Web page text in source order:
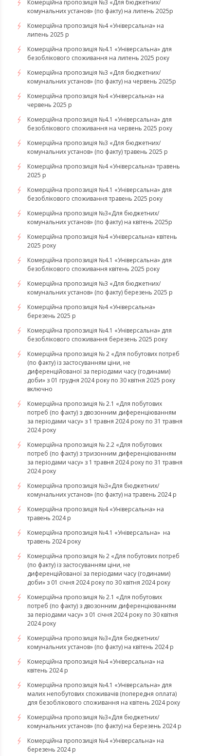
Комерційна пропозиція №3 «Для бюджетних/
комунальних установ» (по факту) на липень 2025р
Комерційна пропозиція №4 «Універсальна» на
липень 2025 р
Комерційна пропозиція №4.1 «Універсальна» для
безоблікового споживання на липень 2025 року
Комерційна пропозиція №3 «Для бюджетних/
комунальних установ» (по факту) на червень 2025р
Комерційна пропозиція №4 «Універсальна» на
червень 2025 р
Комерційна пропозиція №4.1 «Універсальна» для
безоблікового споживання на червень 2025 року
Комерційна пропозиція №3 «Для бюджетних/
комунальних установ» (по факту) травень 2025 р
Комерційна пропозиція №4 «Універсальна» травень
2025 р
Комерційна пропозиція №4.1 «Універсальна» для
безоблікового споживання травень 2025 року
Комерційна пропозиція №3«Для бюджетних/
комунальних установ» (по факту) на квітень 2025р
Комерційна пропозиція №4 «Універсальна» квітень
2025 року
Комерційна пропозиція №4.1 «Універсальна» для
безоблікового споживання квітень 2025 року
Комерційна пропозиція №3 «Для бюджетних/
комунальних установ» (по факту) березень 2025 р
Комерційна пропозиція №4 «Універсальна»
березень 2025 р
Комерційна пропозиція №4.1 «Універсальна» для
безоблікового споживання березень 2025 року
Комерційна пропозиція № 2 «Для побутових потреб
(по факту) із застосуванням ціни, не
диференційованої за періодами часу (годинами)
доби» з 01 грудня 2024 року по 30 квітня 2025 року
включно
Комерційна пропозиція № 2.1 «Для побутових
потреб (по факту) з двозонним диференціюванням
за періодами часу» з 1 травня 2024 року по 31 травня
2024 року
Комерційна пропозиція № 2.2 «Для побутових
потреб (по факту) з тризонним диференціюванням
за періодами часу» з 1 травня 2024 року по 31 травня
2024 року
Комерційна пропозиція №3«Для бюджетних/
комунальних установ» (по факту) на травень 2024 р
Комерційна пропозиція №4 «Універсальна» на
травень 2024 р
Комерційна пропозиція №4.1 «Універсальна» на
травень 2024 року
Комерційна пропозиція № 2 «Для побутових потреб
(по факту) із застосуванням ціни, не
диференційованої за періодами часу (годинами)
доби» з 01 січня 2024 року по 30 квітня 2024 року
Комерційна пропозиція № 2.1 «Для побутових
потреб (по факту) з двозонним диференціюванням
за періодами часу» з 01 січня 2024 року по 30 квітня
2024 року
Комерційна пропозиція №3«Для бюджетних/
комунальних установ» (по факту) на квітень 2024 р
Комерційна пропозиція №4 «Універсальна» на
квітень 2024 р
Комерційна пропозиція №4.1 «Універсальна» для
малих непобутових споживачів (попередня оплата)
для безоблікового споживання на квітень 2024 року
Комерційна пропозиція №3«Для бюджетних/
комунальних установ» (по факту) на березень 2024 р
Комерційна пропозиція №4 «Універсальна» на
березень 2024 р